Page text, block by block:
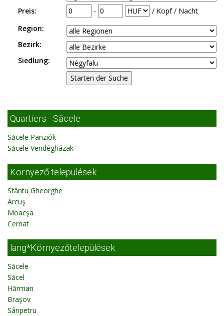
Preis:
-
/ Kopf / Nacht
Region:
Bezirk:
Siedlung:
Quartiers - Săcele
Săcele Panziók
Săcele Vendégházak
Környező települések
Sfântu Gheorghe
Arcuş
Moacşa
Cernat
lang*Környezőtelepülések
Săcele
Săcel
Hărman
Braşov
Sânpetru